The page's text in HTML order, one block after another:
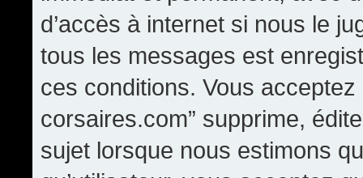
d’accès à internet si nous le
tous les messages est
ces conditions. Vous
corsaires.com” supprime,
sujet lorsque nous estimons